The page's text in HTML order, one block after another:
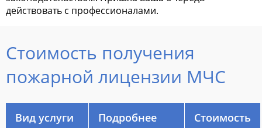
действовать с профессионалами.
Стоимость получения
пожарной лицензии МЧС
Вид услуги Подробнее Стоимость